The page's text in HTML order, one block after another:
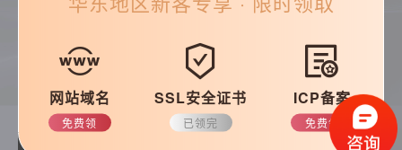
帮助&支持
常见问题
建站技巧
公司动态
网站域名
免费领
SSL安全证书
已领完
ICP备案
免费领